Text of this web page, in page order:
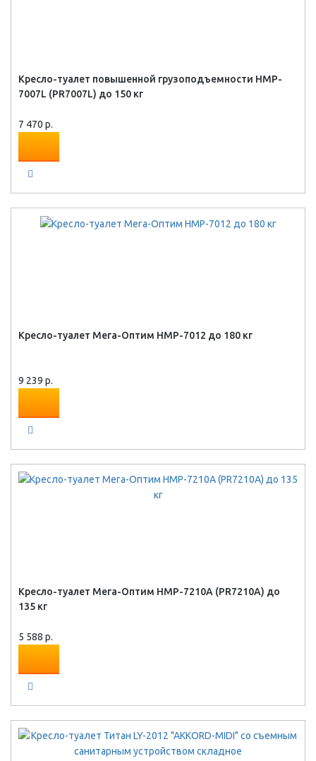
Кресло-туалет повышенной грузоподъемности HMP-
7007L (PR7007L) до 150 кг
7 470 р.
Кресло-туалет Мега-Оптим HMP-7012 до 180 кг
9 239 р.
Кресло-туалет Мега-Оптим HMP-7210A (PR7210A) до
135 кг
5 588 р.